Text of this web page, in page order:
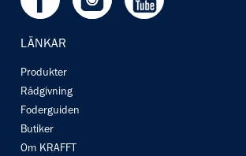
LÄNKAR
Produkter
Rådgivning
Foderguiden
Butiker
Om KRAFFT